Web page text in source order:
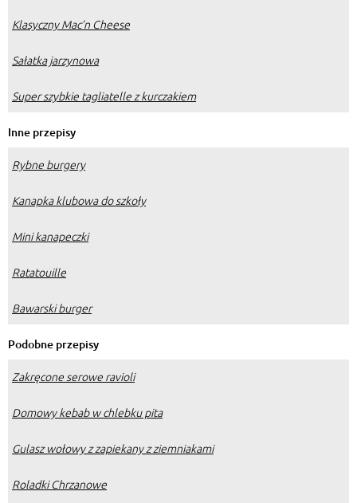
Klasyczny Mac’n Cheese
Sałatka jarzynowa
Super szybkie tagliatelle z kurczakiem
Inne przepisy
Rybne burgery
Kanapka klubowa do szkoły
Mini kanapeczki
Ratatouille
Bawarski burger
Podobne przepisy
Zakręcone serowe ravioli
Domowy kebab w chlebku pita
Gulasz wołowy z zapiekany z ziemniakami
Roladki Chrzanowe